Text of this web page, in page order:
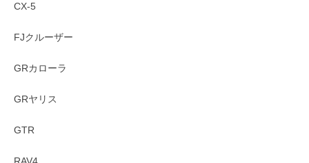
CX-5
FJクルーザー
GRカローラ
GRヤリス
GTR